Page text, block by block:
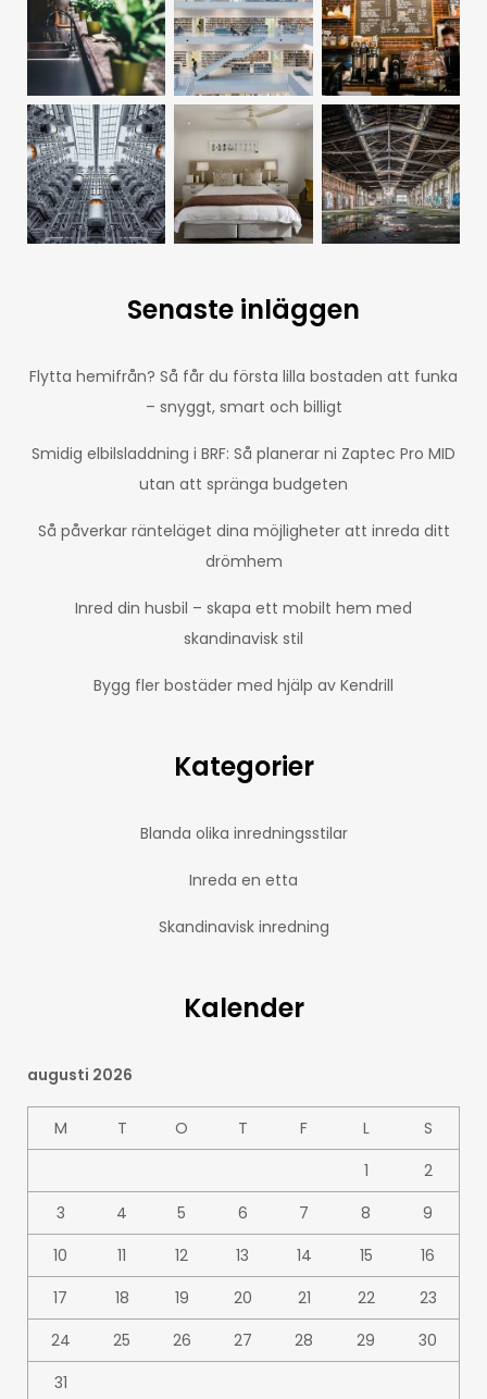
Senaste inläggen
Flytta hemifrån? Så får du första lilla bostaden att funka
– snyggt, smart och billigt
Smidig elbilsladdning i BRF: Så planerar ni Zaptec Pro MID
utan att spränga budgeten
Så påverkar ränteläget dina möjligheter att inreda ditt
drömhem
Inred din husbil – skapa ett mobilt hem med
skandinavisk stil
Bygg fler bostäder med hjälp av Kendrill
Kategorier
Blanda olika inredningsstilar
Inreda en etta
Skandinavisk inredning
Kalender
augusti 2026
M T O T F L
S
1
2
3
4 5 6 7 8
9
10
11 12 13 14 15
16
17
18 19 20 21 22
23
24
25 26 27 28 29
30
31